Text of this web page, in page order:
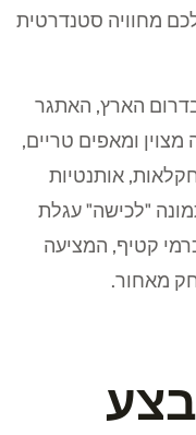
מחוויה סטנדרטית
הארץ, האתגר
ומאפים טריים,
אותנטיות
"לכישה" עגלת
קטיף, המציעה
מאחור.